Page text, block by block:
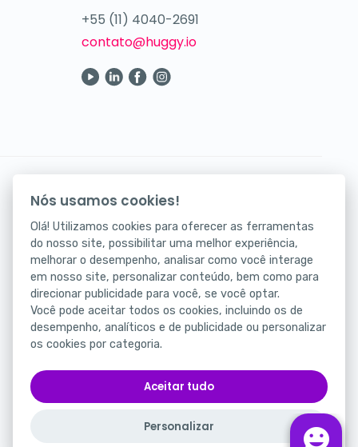
+55 (11) 4040-2691
contato@huggy.io
Baixe agora nosso app!
Portal da Privacidade
Português
Nós usamos cookies!
Olá! Utilizamos cookies para oferecer as ferramentas
do nosso site, possibilitar uma melhor experiência,
melhorar o desempenho, analisar como você interage
em nosso site, personalizar conteúdo, bem como para
direcionar publicidade para você, se você optar.
Você pode aceitar todos os cookies, incluindo os de
desempenho, analíticos e de publicidade ou personalizar
os cookies por categoria.
Aceitar tudo
Personalizar